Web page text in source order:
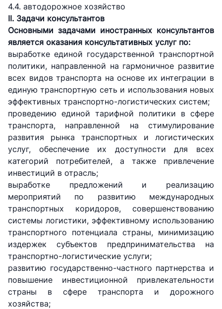
4.4. автодорожное хозяйство
II. Задачи консультантов
Основными задачами иностранных консультантов
является оказания консультативных услуг по:
выработке единой государственной транспортной
политики, направленной на гармоничное развитие
всех видов транспорта на основе их интеграции в
единую транспортную сеть и использования новых
эффективных транспортно-логистических систем;
проведению единой тарифной политики в сфере
транспорта, направленной на стимулирование
развития рынка транспортных и логистических
услуг, обеспечение их доступности для всех
категорий потребителей, а также привлечение
инвестиций в отрасль;
выработке предложений и реализацию
мероприятий по развитию международных
транспортных коридоров, совершенствованию
системы логистики, эффективному использованию
транспортного потенциала страны, минимизацию
издержек субъектов предпринимательства на
транспортно-логистические услуги;
развитию государственно-частного партнерства и
повышение инвестиционной привлекательности
страны в сфере транспорта и дорожного
хозяйства;